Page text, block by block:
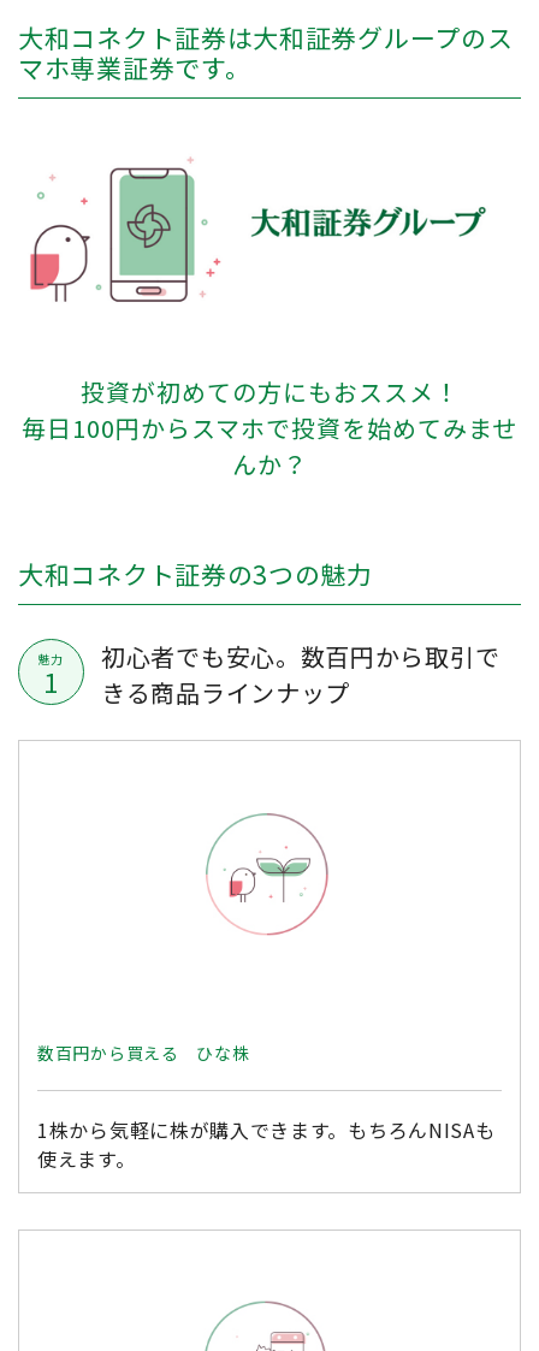
大和コネクト証券は大和証券グループのス
マホ専業証券です。
投資が初めての方にもおススメ！
毎日100円からスマホで投資を始めてみませ
んか？
大和コネクト証券の3つの魅力
魅力
1
初心者でも安心。数百円から取引で
きる商品ラインナップ
数百円から買える ひな株
1株から気軽に株が購入できます。もちろんNISAも
使えます。